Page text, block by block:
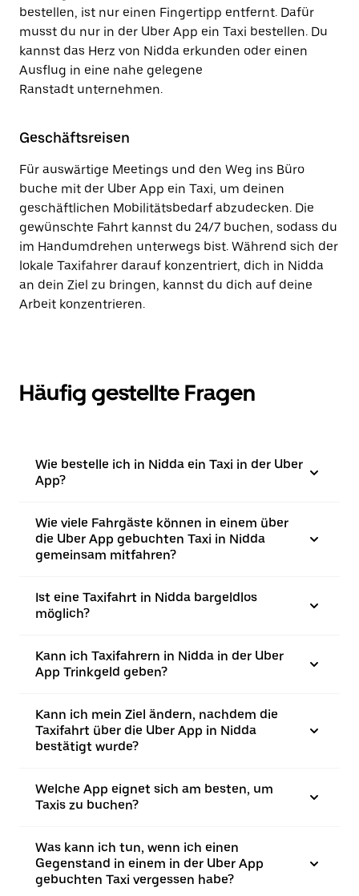
bestellen, ist nur einen Fingertipp entfernt. Dafür
musst du nur in der Uber App ein Taxi bestellen. Du
kannst das Herz von Nidda erkunden oder einen
Ausflug in eine nahe gelegene
Ranstadt unternehmen.
Geschäftsreisen
Für auswärtige Meetings und den Weg ins Büro
buche mit der Uber App ein Taxi, um deinen
geschäftlichen Mobilitätsbedarf abzudecken. Die
gewünschte Fahrt kannst du 24/7 buchen, sodass du
im Handumdrehen unterwegs bist. Während sich der
lokale Taxifahrer darauf konzentriert, dich in Nidda
an dein Ziel zu bringen, kannst du dich auf deine
Arbeit konzentrieren.
Häufig gestellte Fragen
Wie bestelle ich in Nidda ein Taxi in der Uber
App?
Wie viele Fahrgäste können in einem über
die Uber App gebuchten Taxi in Nidda
gemeinsam mitfahren?
Ist eine Taxifahrt in Nidda bargeldlos
möglich?
Kann ich Taxifahrern in Nidda in der Uber
App Trinkgeld geben?
Kann ich mein Ziel ändern, nachdem die
Taxifahrt über die Uber App in Nidda
bestätigt wurde?
Welche App eignet sich am besten, um
Taxis zu buchen?
Was kann ich tun, wenn ich einen
Gegenstand in einem in der Uber App
gebuchten Taxi vergessen habe?